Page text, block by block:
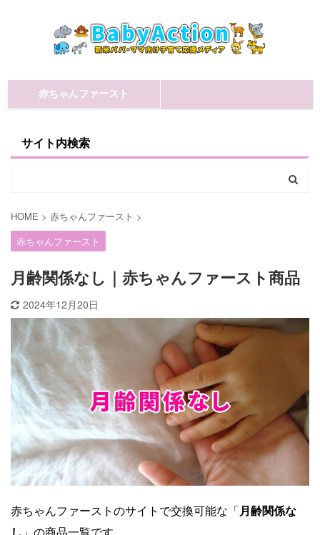
赤ちゃんファースト
サイト内検索
HOME > 赤ちゃんファースト >
赤ちゃんファースト
月齢関係なし｜赤ちゃんファースト商品
2024年12月20日
赤ちゃんファーストのサイトで交換可能な「月齢関係な